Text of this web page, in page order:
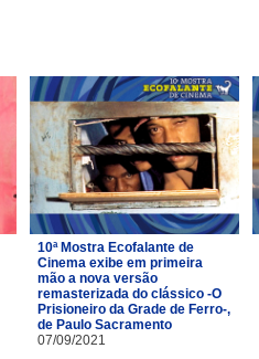
10ª Mostra Ecofalante de
Cinema exibe em primeira
mão a nova versão
remasterizada do clássico -O
Prisioneiro da Grade de Ferro-,
de Paulo Sacramento
07/09/2021